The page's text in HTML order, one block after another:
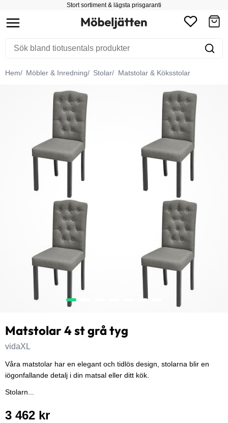
Stort sortiment & lägsta prisgaranti
Hem Möbler & Inredning Stolar Matstolar & Köksstolar
Matstolar 4 st grå tyg
vidaXL
Våra matstolar har en elegant och tidlös design, stolarna blir en
iögonfallande detalj i din matsal eller ditt kök.
Stolarn...
3 462 kr